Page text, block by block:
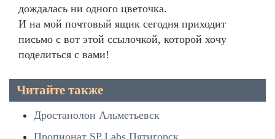
дождалась ни одного цветочка.
И на мой почтовый ящик сегодня приходит
письмо с вот этой ссылочкой, которой хочу
поделиться с вами!
Читайте также
Дростанолон Альметьевск
Пропионат SP Labs Пятигорск